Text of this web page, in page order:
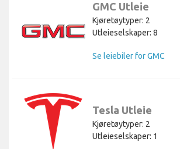
GMC Utleie
Kjøretøytyper: 2
Utleieselskaper: 8
Se leiebiler for GMC
Tesla Utleie
Kjøretøytyper: 2
Utleieselskaper: 1